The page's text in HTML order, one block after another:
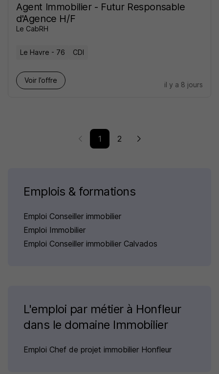
Agent Immobilier - Futur Responsable
d'Agence H/F
Le CabRH
Le Havre - 76 CDI
Voir l’offre
il y a 8 jours
1 2
Emplois & formations
Emploi Conseiller immobilier
Emploi Immobilier
Emploi Conseiller immobilier Calvados
L'emploi par métier à Honfleur
dans le domaine Immobilier
Emploi Chef de projet immobilier Honfleur